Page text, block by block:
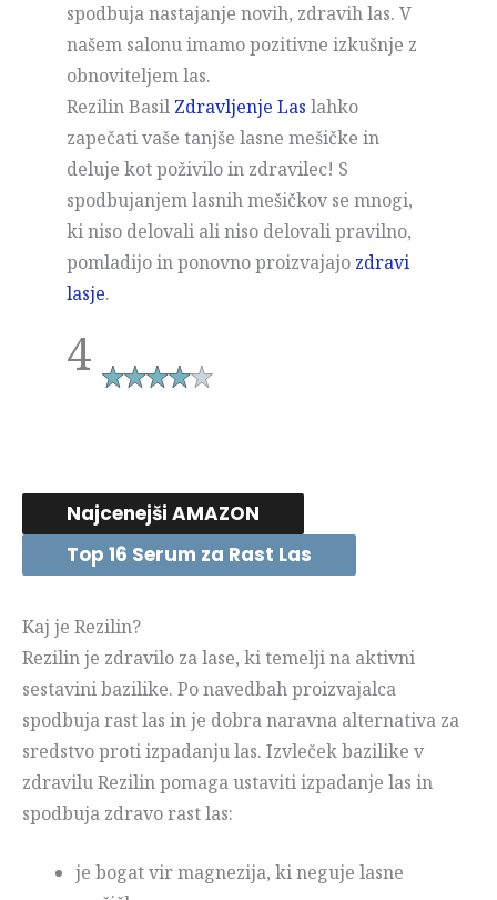
spodbuja nastajanje novih, zdravih las. V
našem salonu imamo pozitivne izkušnje z
obnoviteljem las.
Rezilin Basil Zdravljenje Las lahko
zapečati vaše tanjše lasne mešičke in
deluje kot poživilo in zdravilec! S
spodbujanjem lasnih mešičkov se mnogi,
ki niso delovali ali niso delovali pravilno,
pomladijo in ponovno proizvajajo zdravi
lasje.
4
Najcenejši AMAZON
Top 16 Serum za Rast Las
Kaj je Rezilin?
Rezilin je zdravilo za lase, ki temelji na aktivni
sestavini bazilike. Po navedbah proizvajalca
spodbuja rast las in je dobra naravna alternativa za
sredstvo proti izpadanju las. Izvleček bazilike v
zdravilu Rezilin pomaga ustaviti izpadanje las in
spodbuja zdravo rast las:
je bogat vir magnezija, ki neguje lasne